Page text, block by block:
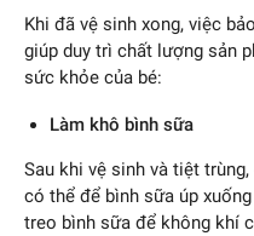
Khi đã vệ sinh xong, việc
giúp duy trì chất lượng sản
sức khỏe của bé:
Làm khô bình sữa
Sau khi vệ sinh và tiệt
có thể để bình sữa úp
treo bình sữa để không khí